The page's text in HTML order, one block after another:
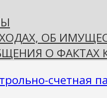
ОБ
О ФАКТАХ